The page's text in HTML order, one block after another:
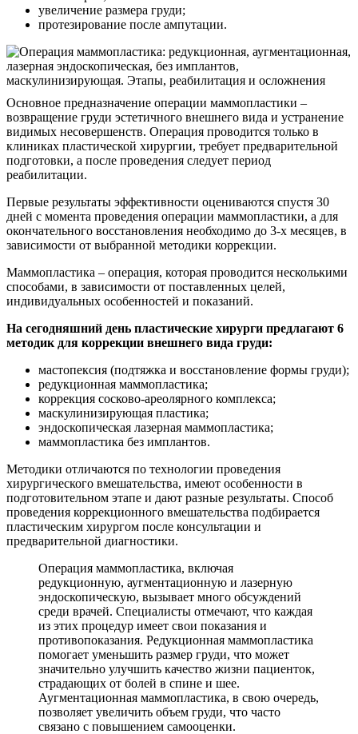
увеличение размера груди;
протезирование после ампутации.
Основное предназначение операции маммопластики –
возвращение груди эстетичного внешнего вида и устранение
видимых несовершенств. Операция проводится только в
клиниках пластической хирургии, требует предварительной
подготовки, а после проведения следует период
реабилитации.
Первые результаты эффективности оцениваются спустя 30
дней с момента проведения операции маммопластики, а для
окончательного восстановления необходимо до 3-х месяцев, в
зависимости от выбранной методики коррекции.
Маммопластика – операция, которая проводится несколькими
способами, в зависимости от поставленных целей,
индивидуальных особенностей и показаний.
На сегодняшний день пластические хирурги предлагают 6
методик для коррекции внешнего вида груди:
мастопексия (подтяжка и восстановление формы груди);
редукционная маммопластика;
коррекция сосково-ареолярного комплекса;
маскулинизирующая пластика;
эндоскопическая лазерная маммопластика;
маммопластика без имплантов.
Методики отличаются по технологии проведения
хирургического вмешательства, имеют особенности в
подготовительном этапе и дают разные результаты. Способ
проведения коррекционного вмешательства подбирается
пластическим хирургом после консультации и
предварительной диагностики.
Операция маммопластика, включая
редукционную, аугментационную и лазерную
эндоскопическую, вызывает много обсуждений
среди врачей. Специалисты отмечают, что каждая
из этих процедур имеет свои показания и
противопоказания. Редукционная маммопластика
помогает уменьшить размер груди, что может
значительно улучшить качество жизни пациенток,
страдающих от болей в спине и шее.
Аугментационная маммопластика, в свою очередь,
позволяет увеличить объем груди, что часто
связано с повышением самооценки.